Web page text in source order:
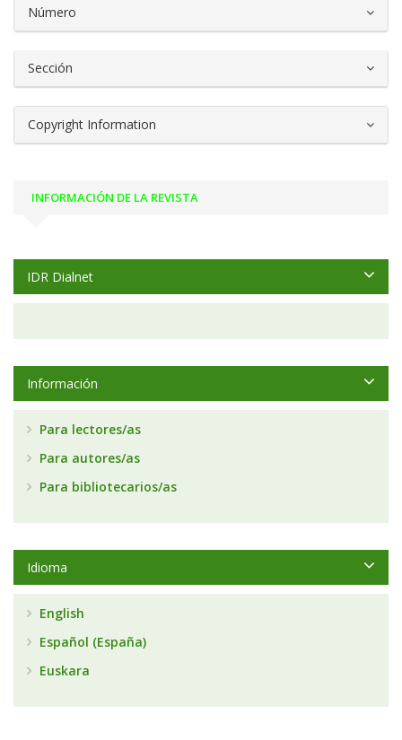
Número
Sección
Copyright Information
INFORMACIÓN DE LA REVISTA
IDR Dialnet
Información
Para lectores/as
Para autores/as
Para bibliotecarios/as
Idioma
English
Español (España)
Euskara